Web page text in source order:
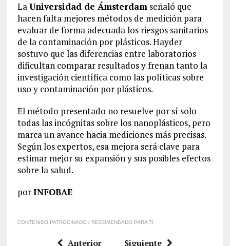
LaUniversidad de Ámsterdamseñaló que
hacen falta mejores métodos de medición para
evaluar de forma adecuada los riesgos sanitarios
de la contaminación por plásticos. Hayder
sostuvo que las diferencias entre laboratorios
dificultan comparar resultados y frenan tanto la
investigación científica como las políticas sobre
uso y contaminación por plásticos.
El método presentado no resuelve por sí solo
todas las incógnitas sobre los nanoplásticos, pero
marca un avance hacia mediciones más precisas.
Según los expertos, esa mejora será clave para
estimar mejor su expansión y sus posibles efectos
sobre la salud.
porINFOBAE
CONTENIDO PATROCINADO / RECOMENDADO PARA TI
Anterior Siguiente